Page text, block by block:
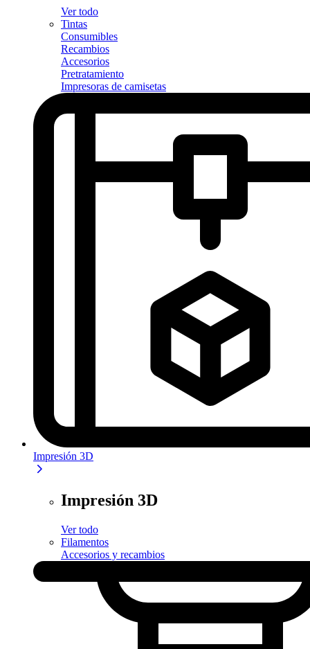
Ver todo
Tintas
Consumibles
Recambios
Accesorios
Pretratamiento
Impresoras de camisetas
Impresión 3D
Impresión 3D
Ver todo
Filamentos
Accesorios y recambios